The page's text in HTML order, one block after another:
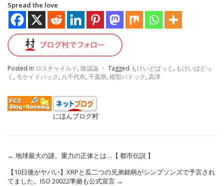
Spread the love
Posted in ロスチャイルド, 陰謀論 · Tagged もけいどばっく , もけいぱどっ
く , モケイドパック, 八千代市, 千葉県, 模型パドック, 高津
にほんブログ村
← 地球最大の謎、重力の正体とは…【 都市伝説 】
【10日後がヤバい】XRPと瓜二つの兄弟銘柄がシンプソンズで予言され
てました。ISO 20022準拠も公式宣言 →